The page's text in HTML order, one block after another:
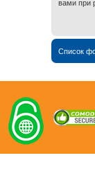
вами при
Список